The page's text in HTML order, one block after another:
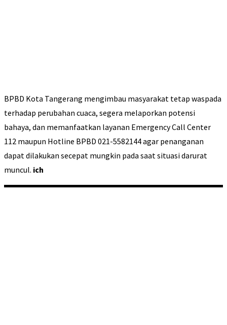
BPBD Kota Tangerang mengimbau masyarakat tetap waspada
terhadap perubahan cuaca, segera melaporkan potensi
bahaya, dan memanfaatkan layanan Emergency Call Center
112 maupun Hotline BPBD 021-5582144 agar penanganan
dapat dilakukan secepat mungkin pada saat situasi darurat
muncul. ich